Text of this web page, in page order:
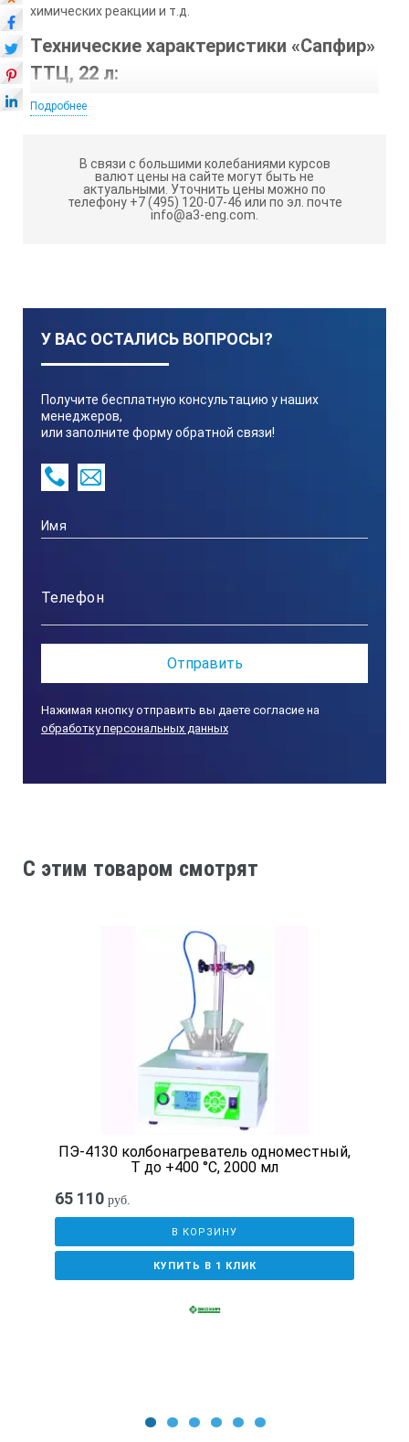
химических реакции и т.д.
Технические характеристики «Сапфир»
ТТЦ, 22 л:
Напряжение питания — 220 В/ 50-60 Гц;
Объем — 22 л;
Таймер цифровой — 1 — 99 мин;
Габаритные размеры (ДхШхВ) — 530х330х400 мм;
Вес — 15,0 кг.
Крышка пластиковая;
Паспорт;
Подробнее
В связи с большими колебаниями курсов
валют цены на сайте могут быть не
актуальными. Уточнить цены можно по
телефону +7 (495) 120-07-46 или по эл. почте
info@a3-eng.com.
У ВАС ОСТАЛИСЬ ВОПРОСЫ?
Получите бесплатную консультацию у наших
менеджеров,
или заполните форму обратной связи!
Нажимая кнопку отправить вы даете согласие на
обработку персональных данных
C этим товаром смотрят
ПЭ-4130 колбонагреватель одноместный,
T до +400 °С, 2000 мл
65 110 руб.
В КОРЗИНУ
КУПИТЬ В 1 КЛИК